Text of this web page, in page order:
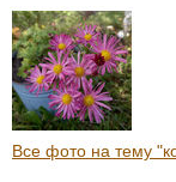
Все фото на тему